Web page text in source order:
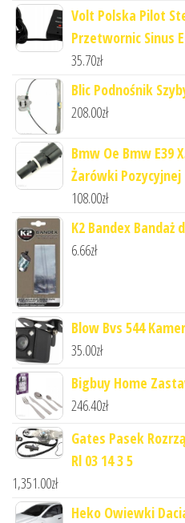
Volt Polska Pilot
Przetwornic Sinus
35.70zł
Blic Podnośnik
208.00zł
Bmw Oe Bmw E39
Żarówki Pozycyjnej
108.00zł
K2 Bandex Bandaż
6.66zł
Blow Bvs 544
35.00zł
Bigbuy Home
246.40zł
Gates Pasek
Rl 03 14 3 5
1,351.00zł
Heko Owiewki